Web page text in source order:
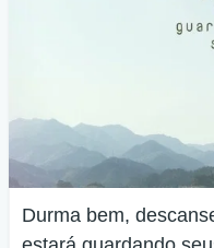
Durma bem,